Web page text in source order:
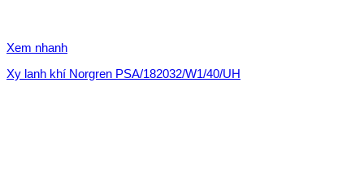
Xem nhanh
Xy lanh khí Norgren PSA/182032/W1/40/UH